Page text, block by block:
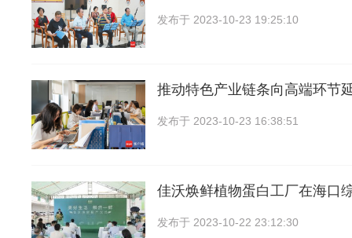
发布于 2023-10-23 19:25:10
推动特色产业链条向高端环节
发布于 2023-10-23 16:38:51
佳沃焕鲜植物蛋白工厂在海口
发布于 2023-10-22 23:12:30